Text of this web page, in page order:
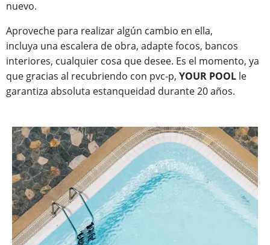
nuevo.
Aproveche para realizar algún cambio en ella,
incluya una escalera de obra, adapte focos, bancos
interiores, cualquier cosa que desee. Es el momento, ya
que gracias al recubriendo con pvc-p, YOUR POOL le
garantiza absoluta estanqueidad durante 20 años.